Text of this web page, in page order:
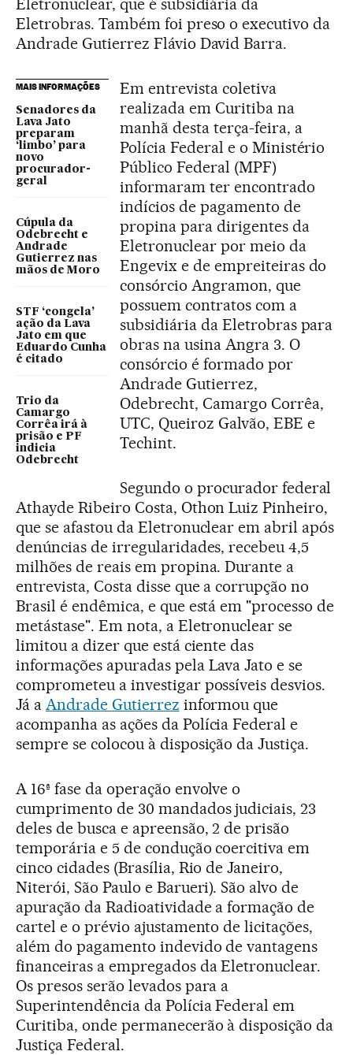
Eletronuclear, que é subsidiária da
Eletrobras. Também foi preso o executivo da
Andrade Gutierrez Flávio David Barra.
MAIS INFORMAÇÕES
Senadores da
Lava Jato
preparam
‘limbo’ para
novo
procurador-
geral
Cúpula da
Odebrecht e
Andrade
Gutierrez nas
mãos de Moro
STF ‘congela’
ação da Lava
Jato em que
Eduardo Cunha
é citado
Trio da
Camargo
Corrêa irá à
prisão e PF
indicia
Odebrecht
Em entrevista coletiva
realizada em Curitiba na
manhã desta terça-feira, a
Polícia Federal e o Ministério
Público Federal (MPF)
informaram ter encontrado
indícios de pagamento de
propina para dirigentes da
Eletronuclear por meio da
Engevix e de empreiteiras do
consórcio Angramon, que
possuem contratos com a
subsidiária da Eletrobras para
obras na usina Angra 3. O
consórcio é formado por
Andrade Gutierrez,
Odebrecht, Camargo Corrêa,
UTC, Queiroz Galvão, EBE e
Techint.
Segundo o procurador federal
Athayde Ribeiro Costa, Othon Luiz Pinheiro,
que se afastou da Eletronuclear em abril após
denúncias de irregularidades, recebeu 4,5
milhões de reais em propina. Durante a
entrevista, Costa disse que a corrupção no
Brasil é endêmica, e que está em "processo de
metástase". Em nota, a Eletronuclear se
limitou a dizer que está ciente das
informações apuradas pela Lava Jato e se
comprometeu a investigar possíveis desvios.
Já a Andrade Gutierrez informou que
acompanha as ações da Polícia Federal e
sempre se colocou à disposição da Justiça.
A 16ª fase da operação envolve o
cumprimento de 30 mandados judiciais, 23
deles de busca e apreensão, 2 de prisão
temporária e 5 de condução coercitiva em
cinco cidades (Brasília, Rio de Janeiro,
Niterói, São Paulo e Barueri). São alvo de
apuração da Radioatividade a formação de
cartel e o prévio ajustamento de licitações,
além do pagamento indevido de vantagens
financeiras a empregados da Eletronuclear.
Os presos serão levados para a
Superintendência da Polícia Federal em
Curitiba, onde permanecerão à disposição da
Justiça Federal.